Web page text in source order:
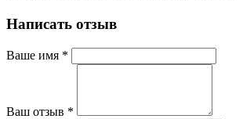
Написать отзыв
Ваше имя *
Ваш отзыв *